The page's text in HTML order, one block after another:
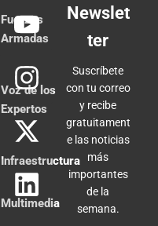
Fuerzas
Armadas
Voz de los
Expertos
Infraestructura
Multimedia
Newslet
ter
Suscríbete
con tu correo
y recibe
gratuitament
e las noticias
más
importantes
de la
semana.